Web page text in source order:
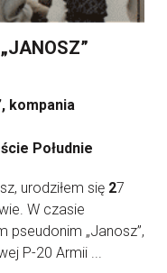
kompania
Południe
urodziłem się 27
W czasie
pseudonim „Janosz”,
P-20 Armii ...